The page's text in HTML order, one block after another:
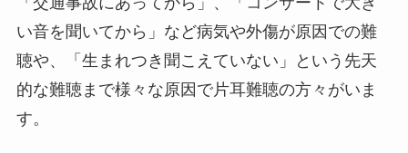
い音を聞いてから」など病気や外傷が原因での難
聴や、「生まれつき聞こえていない」という先天
的な難聴まで様々な原因で片耳難聴の方々がいま
す。